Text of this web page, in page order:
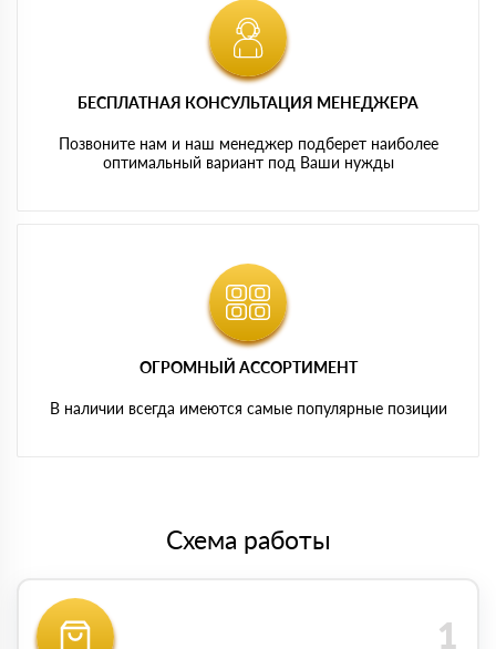
БЕСПЛАТНАЯ КОНСУЛЬТАЦИЯ МЕНЕДЖЕРА
Позвоните нам и наш менеджер подберет наиболее
оптимальный вариант под Ваши нужды
ОГРОМНЫЙ АССОРТИМЕНТ
В наличии всегда имеются самые популярные позиции
Схема работы